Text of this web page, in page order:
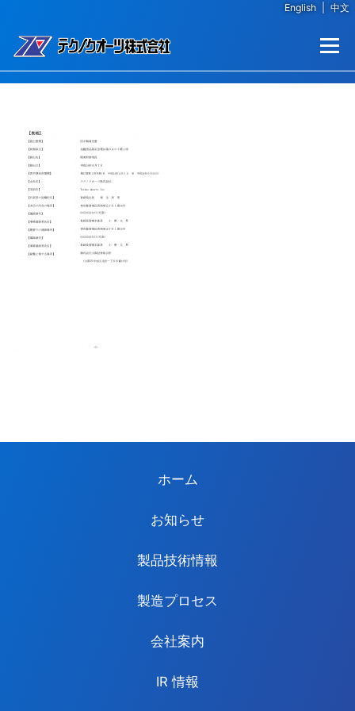
English
中文
メニュー
ホーム
お知らせ
製品技術情報
製造プロセス
会社案内
IR 情報